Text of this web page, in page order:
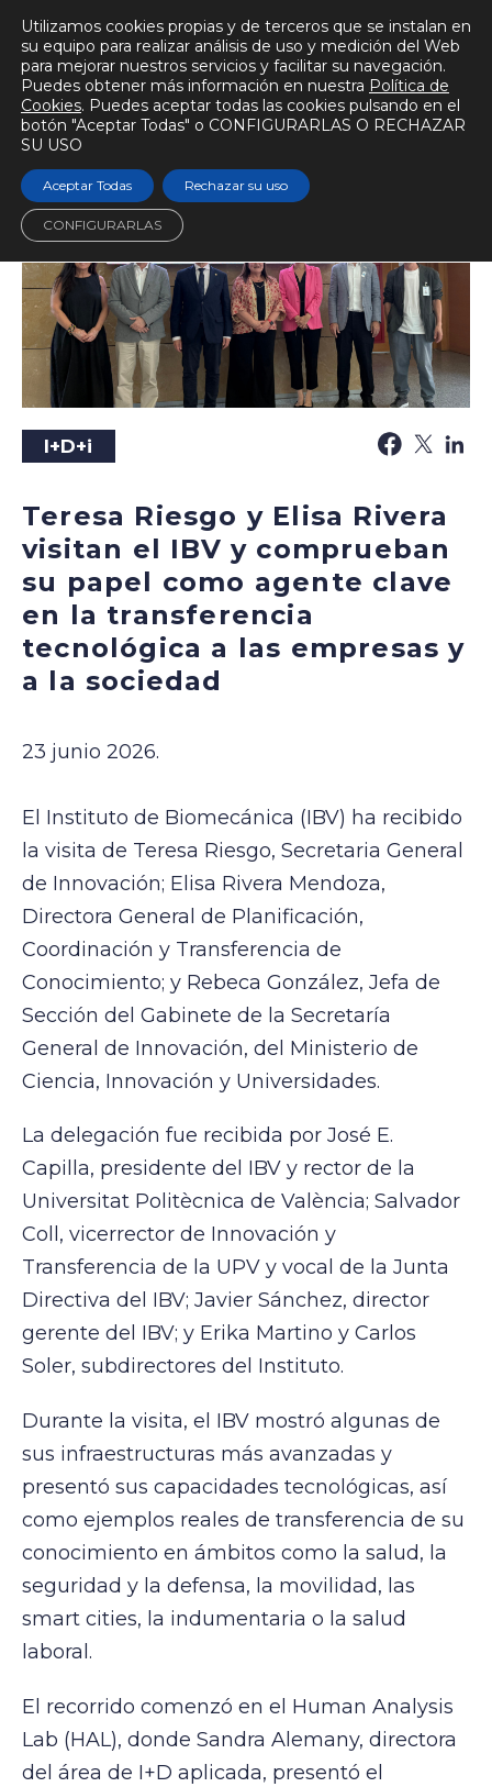
BIOMECÁNICAMENTE
Tiempo de lectura 5 min.
Escuchar audio
I+D+i
Teresa Riesgo y Elisa Rivera
visitan el IBV y comprueban
su papel como agente clave
en la transferencia
tecnológica a las empresas y
a la sociedad
23 junio 2026.
El Instituto de Biomecánica (IBV) ha recibido
la visita de Teresa Riesgo, Secretaria General
de Innovación; Elisa Rivera Mendoza,
Directora General de Planificación,
Coordinación y Transferencia de
Conocimiento; y Rebeca González, Jefa de
Sección del Gabinete de la Secretaría
General de Innovación, del Ministerio de
Ciencia, Innovación y Universidades.
La delegación fue recibida por José E.
Capilla, presidente del IBV y rector de la
Universitat Politècnica de València; Salvador
Coll, vicerrector de Innovación y
Transferencia de la UPV y vocal de la Junta
Directiva del IBV; Javier Sánchez, director
gerente del IBV; y Erika Martino y Carlos
Soler, subdirectores del Instituto.
Durante la visita, el IBV mostró algunas de
sus infraestructuras más avanzadas y
presentó sus capacidades tecnológicas, así
como ejemplos reales de transferencia de su
conocimiento en ámbitos como la salud, la
seguridad y la defensa, la movilidad, las
smart cities, la indumentaria o la salud
laboral.
El recorrido comenzó en el Human Analysis
Lab (HAL), donde Sandra Alemany, directora
del área de I+D aplicada, presentó el
Utilizamos cookies propias y de terceros que se instalan en
su equipo para realizar análisis de uso y medición del Web
para mejorar nuestros servicios y facilitar su navegación.
Puedes obtener más información en nuestra Política de
Cookies. Puedes aceptar todas las cookies pulsando en el
botón "Aceptar Todas" o CONFIGURARLAS O RECHAZAR
SU USO
Aceptar Todas Rechazar su uso
CONFIGURARLAS